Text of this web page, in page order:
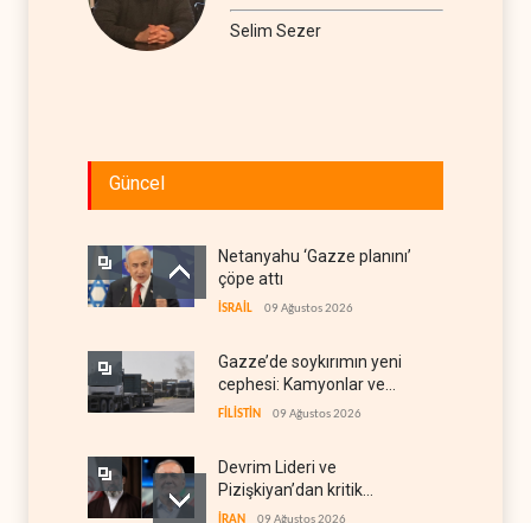
Selim Sezer
Güncel
Netanyahu ‘Gazze planını’
çöpe attı
İSRAİL 09 Ağustos 2026
Gazze’de soykırımın yeni
cephesi: Kamyonlar ve
sürücüler de hedefte
FİLİSTİN 09 Ağustos 2026
Devrim Lideri ve
Pizişkiyan’dan kritik
görüşme
İRAN 09 Ağustos 2026